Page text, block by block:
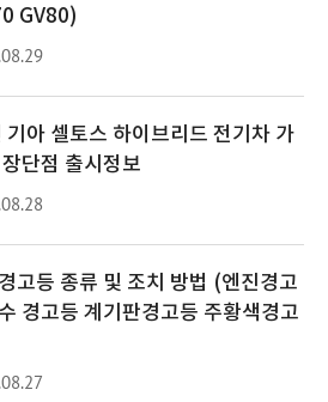
GV80)
아 셀토스 하이브리드 전기차 가
단점 출시정보
고등 종류 및 조치 방법 (엔진경고
경고등 계기판경고등 주황색경고